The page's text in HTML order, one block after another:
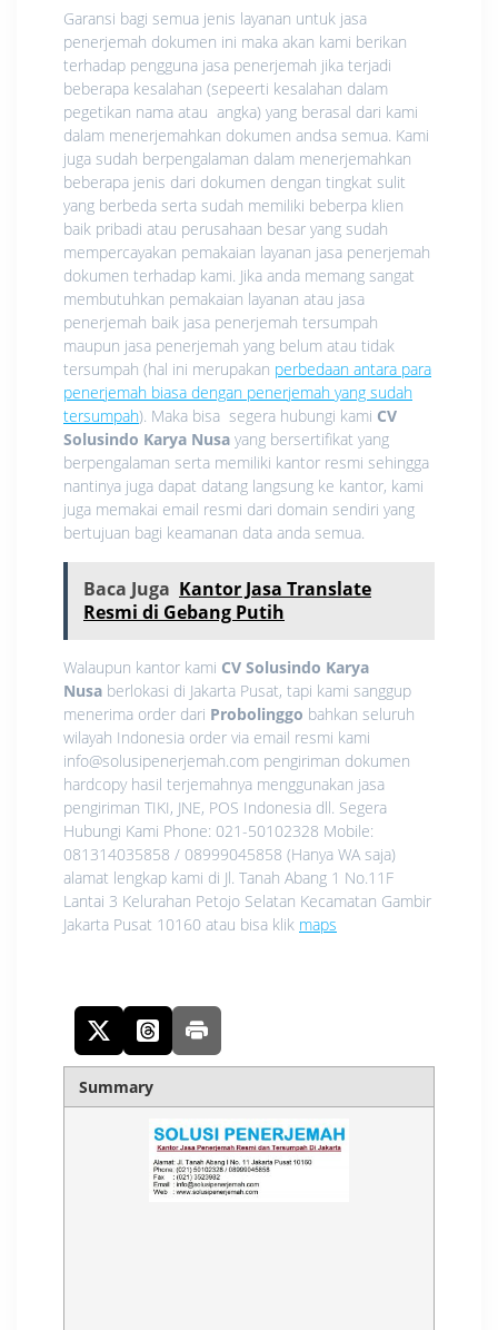
Garansi bagi semua jenis layanan untuk jasa
penerjemah dokumen ini maka akan kami berikan
terhadap pengguna jasa penerjemah jika terjadi
beberapa kesalahan (sepeerti kesalahan dalam
pegetikan nama atau angka) yang berasal dari kami
dalam menerjemahkan dokumen andsa semua. Kami
juga sudah berpengalaman dalam menerjemahkan
beberapa jenis dari dokumen dengan tingkat sulit
yang berbeda serta sudah memiliki beberpa klien
baik pribadi atau perusahaan besar yang sudah
mempercayakan pemakaian layanan jasa penerjemah
dokumen terhadap kami. Jika anda memang sangat
membutuhkan pemakaian layanan atau jasa
penerjemah baik jasa penerjemah tersumpah
maupun jasa penerjemah yang belum atau tidak
tersumpah (hal ini merupakan perbedaan antara para
penerjemah biasa dengan penerjemah yang sudah
tersumpah). Maka bisa segera hubungi kami CV
Solusindo Karya Nusa yang bersertifikat yang
berpengalaman serta memiliki kantor resmi sehingga
nantinya juga dapat datang langsung ke kantor, kami
juga memakai email resmi dari domain sendiri yang
bertujuan bagi keamanan data anda semua.
Baca Juga Kantor Jasa Translate
Resmi di Gebang Putih
Walaupun kantor kami CV Solusindo Karya
Nusa berlokasi di Jakarta Pusat, tapi kami sanggup
menerima order dari Probolinggo bahkan seluruh
wilayah Indonesia order via email resmi kami
info@solusipenerjemah.com pengiriman dokumen
hardcopy hasil terjemahnya menggunakan jasa
pengiriman TIKI, JNE, POS Indonesia dll. Segera
Hubungi Kami Phone: 021-50102328 Mobile:
081314035858 / 08999045858 (Hanya WA saja)
alamat lengkap kami di Jl. Tanah Abang 1 No.11F
Lantai 3 Kelurahan Petojo Selatan Kecamatan Gambir
Jakarta Pusat 10160 atau bisa klik maps
Summary